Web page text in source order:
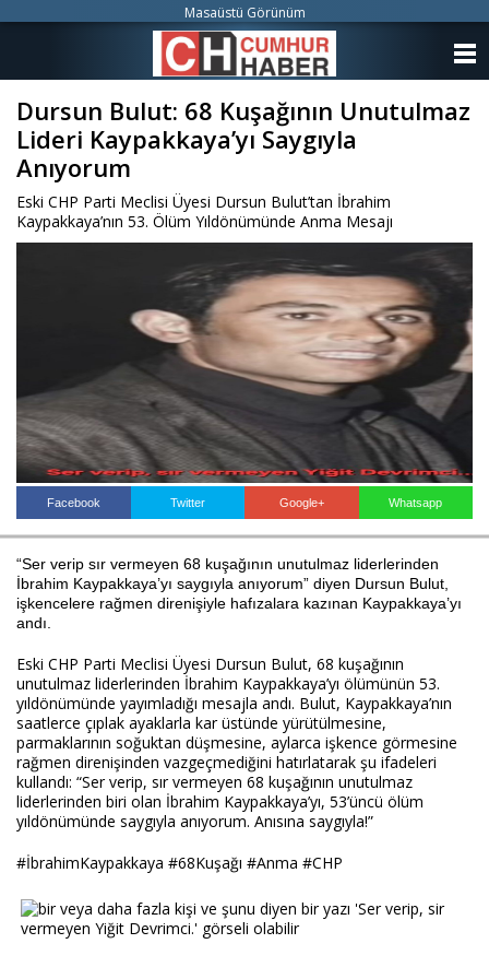
Dursun Bulut: 68 Kuşağının Unutulmaz
Lideri Kaypakkaya’yı Saygıyla
Anıyorum
Eski CHP Parti Meclisi Üyesi Dursun Bulut’tan İbrahim
Kaypakkaya’nın 53. Ölüm Yıldönümünde Anma Mesajı
Facebook Twitter Google+ Whatsapp
“Ser verip sır vermeyen 68 kuşağının unutulmaz liderlerinden
İbrahim Kaypakkaya’yı saygıyla anıyorum” diyen Dursun Bulut,
işkencelere rağmen direnişiyle hafızalara kazınan Kaypakkaya’yı
andı.
Eski CHP Parti Meclisi Üyesi Dursun Bulut, 68 kuşağının
unutulmaz liderlerinden İbrahim Kaypakkaya’yı ölümünün 53.
yıldönümünde yayımladığı mesajla andı. Bulut, Kaypakkaya’nın
saatlerce çıplak ayaklarla kar üstünde yürütülmesine,
parmaklarının soğuktan düşmesine, aylarca işkence görmesine
rağmen direnişinden vazgeçmediğini hatırlatarak şu ifadeleri
kullandı: “Ser verip, sır vermeyen 68 kuşağının unutulmaz
liderlerinden biri olan İbrahim Kaypakkaya’yı, 53’üncü ölüm
yıldönümünde saygıyla anıyorum. Anısına saygıyla!”
#İbrahimKaypakkaya #68Kuşağı #Anma #CHP
Masaüstü Görünüm
KATEGORİLER
ANKETLER
VİDEO GALERİ
KÜNYE
İLETİŞİM
Haberin Doğru Adresi.